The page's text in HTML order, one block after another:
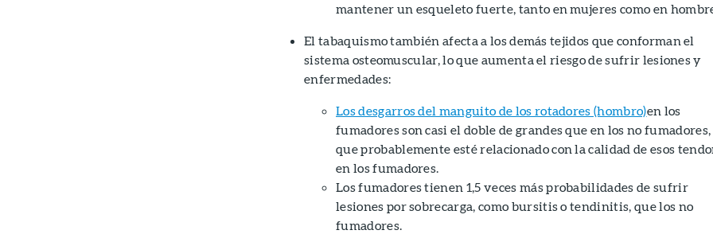
mantener un esqueleto fuerte, tanto en mujeres como en
El tabaquismo también afecta a los demás tejidos que conforman el
sistema osteomuscular, lo que aumenta el riesgo de sufrir lesiones y
enfermedades:
Los desgarros del manguito de los rotadores (hombro)en los
fumadores son casi el doble de grandes que en los no
que probablemente esté relacionado con la calidad de esos
en los fumadores.
Los fumadores tienen 1,5 veces más probabilidades de sufrir
lesiones por sobrecarga, como bursitis o tendinitis, que los no
fumadores.